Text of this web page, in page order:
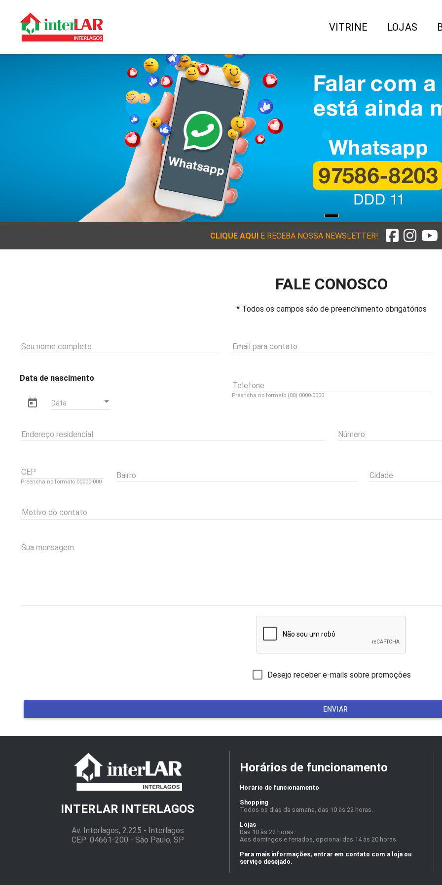
VITRINE LOJAS
CLIQUE AQUIE RECEBA NOSSA NEWSLETTER!
FALE CONOSCO
* Todos os campos são de preenchimento obrigatórios
Seu nome completo Email para contato
Data de nascimento
Telefone
Preencha no formato (00) 0000-0000
Endereço residencial Número
CEP
Preencha no formato 00000-000
Bairro Cidade
Motivo do contato
Sua mensagem
Desejo receber e-mails sobre promoções
ENVIAR
INTERLAR INTERLAGOS
Av. Interlagos, 2.225 - Interlagos
CEP: 04661-200 - São Paulo, SP
Horários de funcionamento
Horário de funcionamento
Shopping
Todos os dias da semana, das 10 às 22 horas.
Lojas
Das 10 às 22 horas.
Aos domingos e feriados, opcional das 14 às 20 horas.
Para mais informações, entrar em contato com a loja ou
serviço desejado.